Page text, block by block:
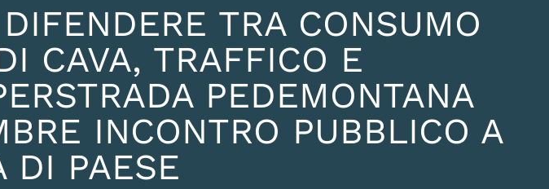
TRA CONSUMO
CAVA, TRAFFICO E
PEDEMONTANA
INCONTRO PUBBLICO A
DI PAESE